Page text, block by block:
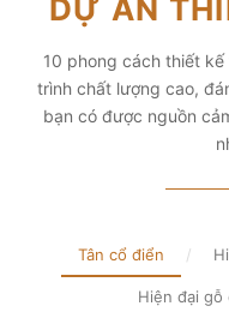
DỰ ÁN
10 phong cách thiết
trình chất lượng cao,
bạn có được nguồn
Tân cổ điển /
Hiện đại gỗ